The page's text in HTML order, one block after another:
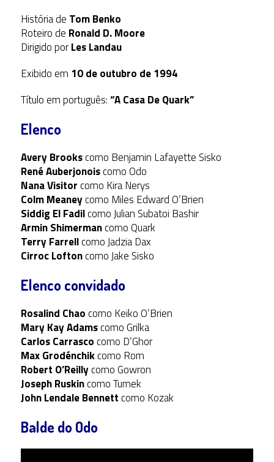
História de Tom Benko
Roteiro de Ronald D. Moore
Dirigido porLes Landau
Exibido em 10 de outubro de 1994
Título em português:“A Casa De Quark”
Elenco
Avery Brookscomo Benjamin Lafayette Sisko
René Auberjonoiscomo Odo
Nana Visitorcomo Kira Nerys
Colm Meaneycomo Miles Edward O’Brien
Siddig El Fadilcomo Julian Subatoi Bashir
Armin Shimermancomo Quark
Terry Farrellcomo Jadzia Dax
Cirroc Loftoncomo Jake Sisko
Elenco convidado
Rosalind Chaocomo Keiko O’Brien
Mary Kay Adamscomo Grilka
Carlos Carrascocomo D’Ghor
Max Grodénchikcomo Rom
Robert O’Reillycomo Gowron
Joseph Ruskincomo Tumek
John Lendale Bennettcomo Kozak
Balde do Odo